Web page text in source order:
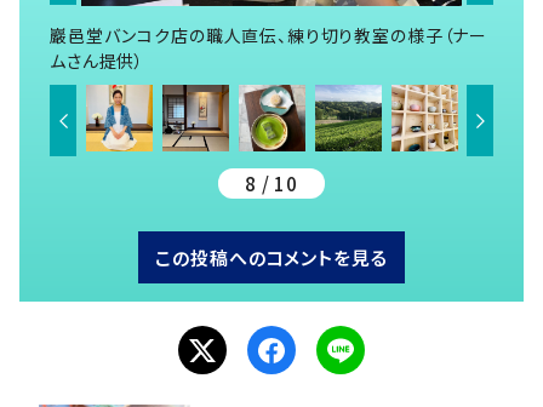
巖邑堂バンコク店の職人直伝、練り切り教室の様子（ナー
ムさん提供）
8 / 10
この投稿へのコメントを見る